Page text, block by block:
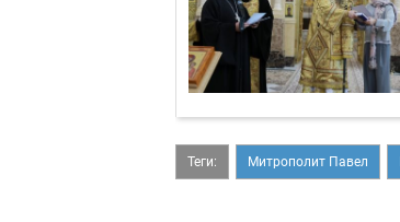
Теги: Митрополит Павел